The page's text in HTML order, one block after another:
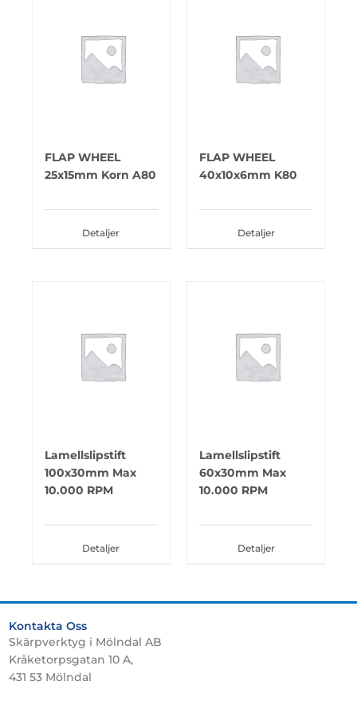
FLAP WHEEL
25x15mm Korn A80
Detaljer
FLAP WHEEL
40x10x6mm K80
Detaljer
Lamellslipstift
100x30mm Max
10.000 RPM
Detaljer
Lamellslipstift
60x30mm Max
10.000 RPM
Detaljer
Kontakta Oss
Skärpverktyg i Mölndal AB
Kråketorpsgatan 10 A,
431 53 Mölndal